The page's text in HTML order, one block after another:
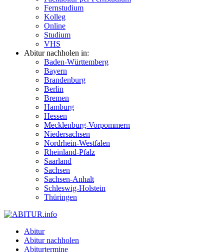
Fernstudium
Kolleg
Online
Studium
VHS
Abitur nachholen in:
Baden-Württemberg
Bayern
Brandenburg
Berlin
Bremen
Hamburg
Hessen
Mecklenburg-Vorpommern
Niedersachsen
Nordrhein-Westfalen
Rheinland-Pfalz
Saarland
Sachsen
Sachsen-Anhalt
Schleswig-Holstein
Thüringen
Abitur
Abitur nachholen
Abiturtermine